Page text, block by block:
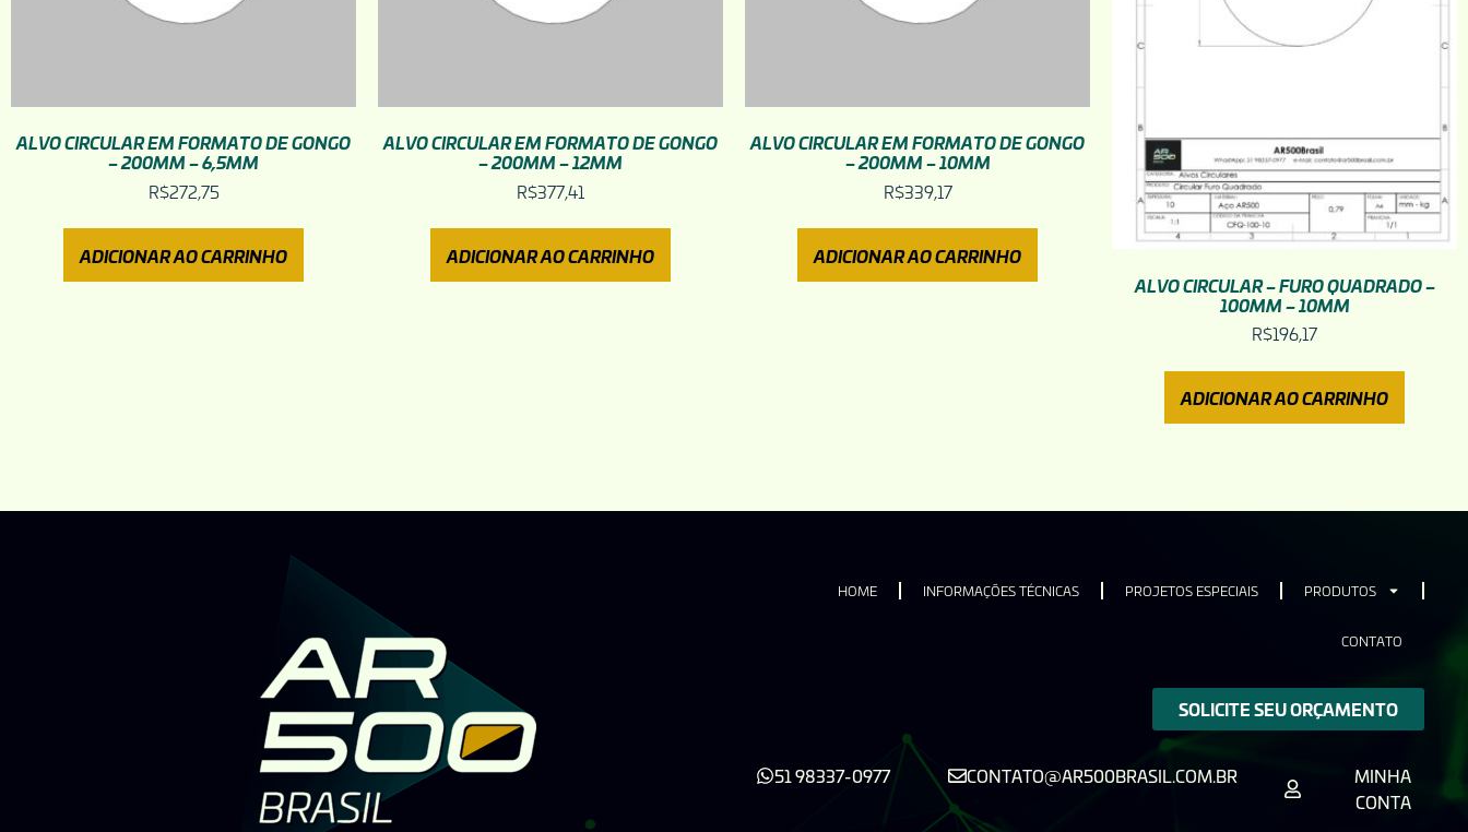
ALVO CIRCULAR EM FORMATO DE GONGO
– 200MM – 6,5MM
R$272,75
ADICIONAR AO CARRINHO
ALVO CIRCULAR EM FORMATO DE GONGO
– 200MM – 12MM
R$377,41
ADICIONAR AO CARRINHO
ALVO CIRCULAR EM FORMATO DE GONGO
– 200MM – 10MM
R$339,17
ADICIONAR AO CARRINHO
ALVO CIRCULAR – FURO QUADRADO –
100MM – 10MM
R$196,17
ADICIONAR AO CARRINHO
HOME INFORMAÇÕES TÉCNICAS PROJETOS ESPECIAIS PRODUTOS
CONTATO
SOLICITE SEU ORÇAMENTO
51 98337-0977 CONTATO@AR500BRASIL.COM.BR
MINHA
CONTA